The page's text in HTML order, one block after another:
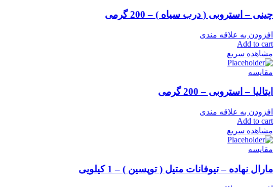
چینی – استروبی ( درب سیاه ) – 200 گرمی
افزودن به علاقه مندی
Add to cart
مشاهده سریع
مقایسه
ایتالیا – استروبی – 200 گرمی
افزودن به علاقه مندی
Add to cart
مشاهده سریع
مقایسه
مارال نهاده – تیوفانات متیل ( توپسین ) – 1 کیلویی